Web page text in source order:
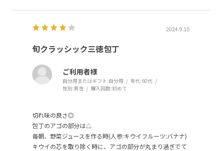
2024.9.10
旬クラッシック三徳包丁
ご利用者様
自分用またはギフト:自分用 年代:60代
性別:男性 購入回数:初めて
切れ味の良さ◎
包丁のアゴの部分は△
毎朝、野菜ジュースを作る時(人参:キウイフルーツ:バナナ)
キウイの芯を取り除く時に、アゴの部分が丸まり過ぎでて